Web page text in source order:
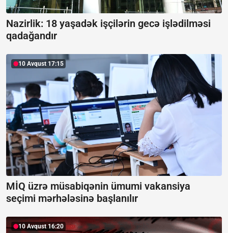
Nazirlik: 18 yaşadək işçilərin gecə işlədilməsi
qadağandır
10 Avqust 17:15
MİQ üzrə müsabiqənin ümumi vakansiya
seçimi mərhələsinə başlanılır
10 Avqust 16:20